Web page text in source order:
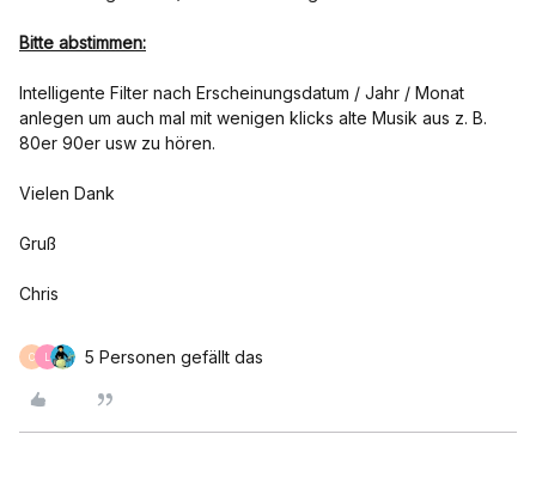
Bitte abstimmen:
Intelligente Filter nach Erscheinungsdatum / Jahr / Monat
anlegen um auch mal mit wenigen klicks alte Musik aus z. B.
80er 90er usw zu hören.
Vielen Dank
Gruß
Chris
C 5 Personen gefällt das